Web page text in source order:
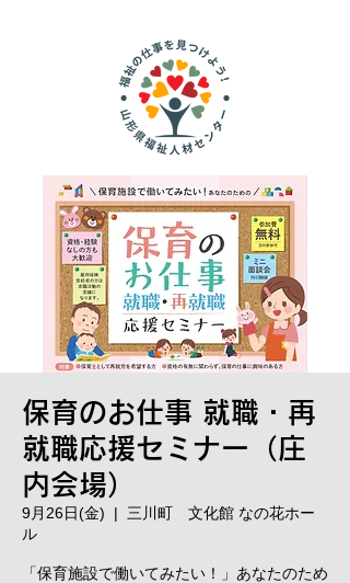
保育のお仕事 就職・再
就職応援セミナー（庄
内会場）
9月26日(金)
  |
三川町 文化館 なの花ホー
ル
「保育施設で働いてみたい！」あなたのため